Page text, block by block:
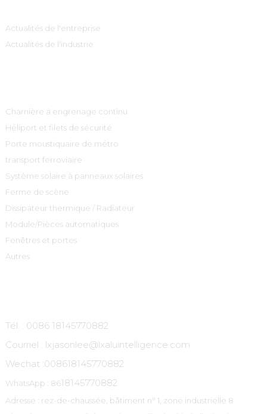
Actualités de l'entreprise
Actualités de l'industrie
Charnière à engrenage continu
Héliport et filets de sécurité
Porte moustiquaire de métro
transport ferroviaire
Système solaire à panneaux solaires
Ferme de scène
Dissipateur thermique / Radiateur
Module/Pièces automatiques
Fenêtres et portes
Autres
Tél. : 0086 18145770882
Courriel : lxjasonlee@lxaluintelligence.com
Wechat :008618145770882
WhatsApp : 8618145770882
Adresse : rez-de-chaussée, bâtiment n° 1, zone industrielle 8